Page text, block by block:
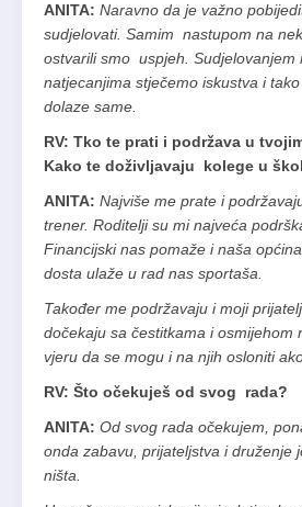
ANITA: Naravno da je važno
sudjelovati. Samim nastupom na
ostvarili smo uspjeh. Sudjelovanjem
natjecanjima stječemo iskustva i
dolaze same.
RV: Tko te prati i podržava u
Kako te doživljavaju kolege u
ANITA: Najviše me prate i
trener. Roditelji su mi najveća
Financijski nas pomaže i naša
dosta ulaže u rad nas sportaša.
Također me podržavaju i moji
dočekaju sa čestitkama i osmijehom
vjeru da se mogu i na njih osloniti
RV: Što očekuješ od svog rada?
ANITA: Od svog rada očekujem,
onda zabavu, prijateljstva i druženje
ništa.